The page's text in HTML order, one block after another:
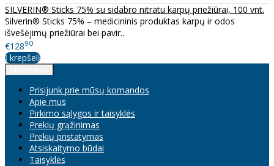
SILVERIN® Sticks 75% su sidabro nitratu karpų priežiūrai, 100 vnt.
Silverin® Sticks 75% – medicininis produktas karpų ir odos
išvešėjimų priežiūrai bei pavir..
€12890
Į krepšelį
Prisijunk prie mūsų komandos
Apie mus
Pirkimo sąlygos ir taisyklės
Prekių grąžinimas
Prekių pristatymas
Atsiskaitymo būdai
Taisyklės